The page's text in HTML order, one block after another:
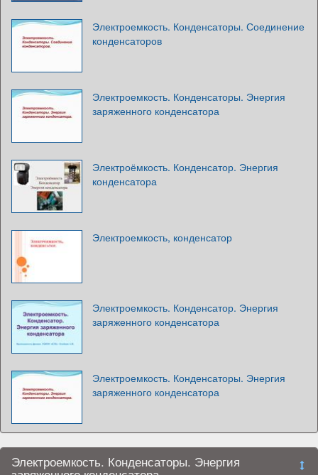
Электроемкость. Конденсаторы. Соединение
конденсаторов
Электроемкость. Конденсаторы. Энергия
заряженного конденсатора
Электроёмкость. Конденсатор. Энергия
конденсатора
Электроемкость, конденсатор
Электроемкость. Конденсатор. Энергия
заряженного конденсатора
Электроемкость. Конденсаторы. Энергия
заряженного конденсатора
Электроемкость. Конденсаторы. Энергия